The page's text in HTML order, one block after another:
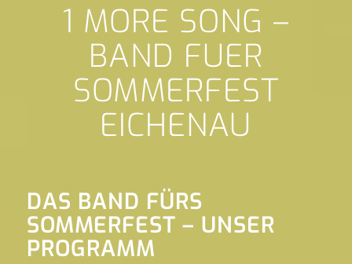
1 MORE SONG –
BAND FUER
SOMMERFEST
EICHENAU
DAS BAND FÜRS
SOMMERFEST – UNSER
PROGRAMM